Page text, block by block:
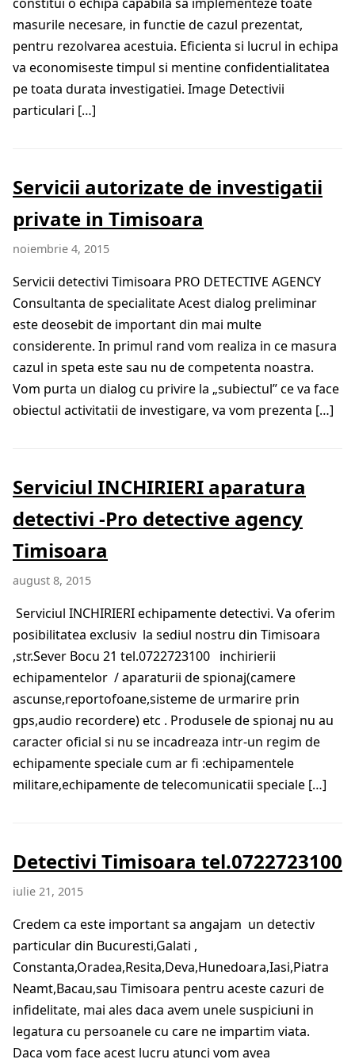
masurile necesare, in functie de cazul prezentat,
pentru rezolvarea acestuia. Eficienta si lucrul in echipa
va economiseste timpul si mentine confidentialitatea
pe toata durata investigatiei. Image Detectivii
particulari […]
Servicii autorizate de investigatii
private in Timisoara
noiembrie 4, 2015
Servicii detectivi Timisoara PRO DETECTIVE AGENCY
Consultanta de specialitate Acest dialog preliminar
este deosebit de important din mai multe
considerente. In primul rand vom realiza in ce masura
cazul in speta este sau nu de competenta noastra.
Vom purta un dialog cu privire la „subiectul” ce va face
obiectul activitatii de investigare, va vom prezenta […]
Serviciul INCHIRIERI aparatura
detectivi -Pro detective agency
Timisoara
august 8, 2015
Serviciul INCHIRIERI echipamente detectivi. Va oferim
posibilitatea exclusiv la sediul nostru din Timisoara
,str.Sever Bocu 21 tel.0722723100 inchirierii
echipamentelor / aparaturii de spionaj(camere
ascunse,reportofoane,sisteme de urmarire prin
gps,audio recordere) etc . Produsele de spionaj nu au
caracter oficial si nu se incadreaza intr-un regim de
echipamente speciale cum ar fi :echipamentele
militare,echipamente de telecomunicatii speciale […]
Detectivi Timisoara tel.0722723100
iulie 21, 2015
Credem ca este important sa angajam un detectiv
particular din Bucuresti,Galati ,
Constanta,Oradea,Resita,Deva,Hunedoara,Iasi,Piatra
Neamt,Bacau,sau Timisoara pentru aceste cazuri de
infidelitate, mai ales daca avem unele suspiciuni in
legatura cu persoanele cu care ne impartim viata.
Daca vom face acest lucru atunci vom avea